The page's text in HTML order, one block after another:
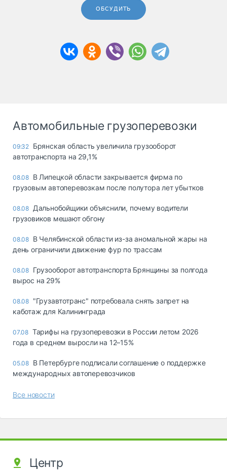
ОБСУДИТЬ
Автомобильные грузоперевозки
09:32 Брянская область увеличила грузооборот
автотранспорта на 29,1%
08.08 В Липецкой области закрывается фирма по
грузовым автоперевозкам после полутора лет убытков
08.08 Дальнобойщики объяснили, почему водители
грузовиков мешают обгону
08.08 В Челябинской области из-за аномальной жары на
день ограничили движение фур по трассам
08.08 Грузооборот автотранспорта Брянщины за полгода
вырос на 29%
08.08 "Грузавтотранс" потребовала снять запрет на
каботаж для Калининграда
07.08 Тарифы на грузоперевозки в России летом 2026
года в среднем выросли на 12–15%
05.08 В Петербурге подписали соглашение о поддержке
международных автоперевозчиков
Все новости
Центр